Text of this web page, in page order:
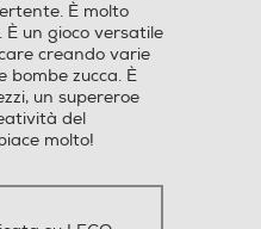
È molto
un gioco versatile
creando varie
bombe zucca. È
un supereroe
del
molto!